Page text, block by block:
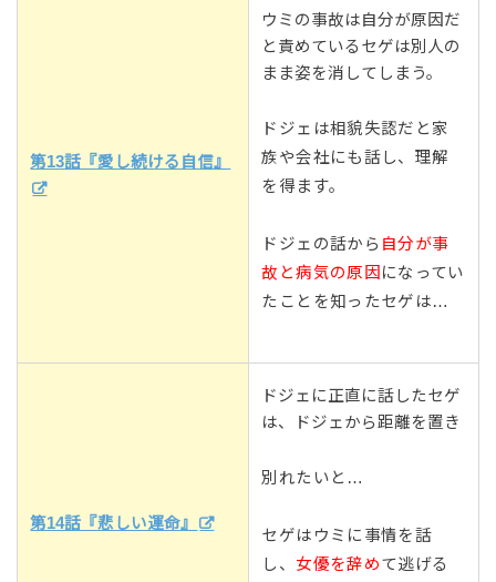
第13話『愛し続ける自信』
ウミの事故は自分が原因だ
と責めているセゲは別人の
まま姿を消してしまう。
ドジェは相貌失認だと家
族や会社にも話し、理解
を得ます。
ドジェの話から 自分が事
故と病気の原因 になってい
たことを知ったセゲは…
第14話『悲しい運命』
ドジェに正直に話したセゲ
は、ドジェから距離を置き
別れたいと…
セゲはウミに事情を話
し、 女優を辞めて逃げる